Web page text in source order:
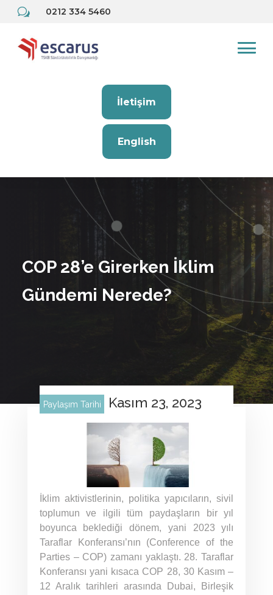
w 0212 334 5460
İletişim
English
COP 28’e Girerken İklim
Gündemi Nerede?
Paylaşım Tarihi Kasım 23, 2023
İklim aktivistlerinin, politika yapıcıların, sivil
toplumun ve ilgili tüm paydaşların bir yıl
boyunca beklediği dönem, yani 2023 yılı
Taraflar Konferansı’nın (Conference of the
Parties – COP) zamanı yaklaştı. 28. Taraflar
Konferansı yani kısaca COP 28, 30 Kasım –
12 Aralık tarihleri arasında Dubai, Birleşik